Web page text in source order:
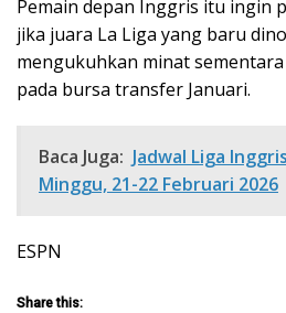
Pemain depan Inggris itu ingin
jika juara La Liga yang baru
mengukuhkan minat
pada bursa transfer Januari.
Baca Juga: Jadwal Liga
Minggu, 21-22 Februari 2026
ESPN
Share this: